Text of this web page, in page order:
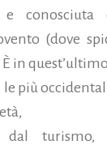
conosciuta
(dove
in
le più
dal